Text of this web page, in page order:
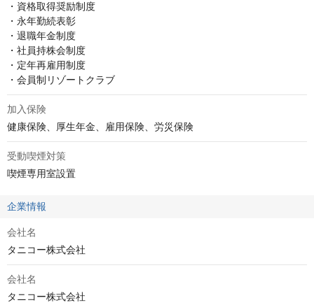
・資格取得奨励制度
・永年勤続表彰
・退職年金制度
・社員持株会制度
・定年再雇用制度
・会員制リゾートクラブ
加入保険
健康保険、厚生年金、雇用保険、労災保険
受動喫煙対策
喫煙専用室設置
企業情報
会社名
タニコー株式会社
会社名
タニコー株式会社